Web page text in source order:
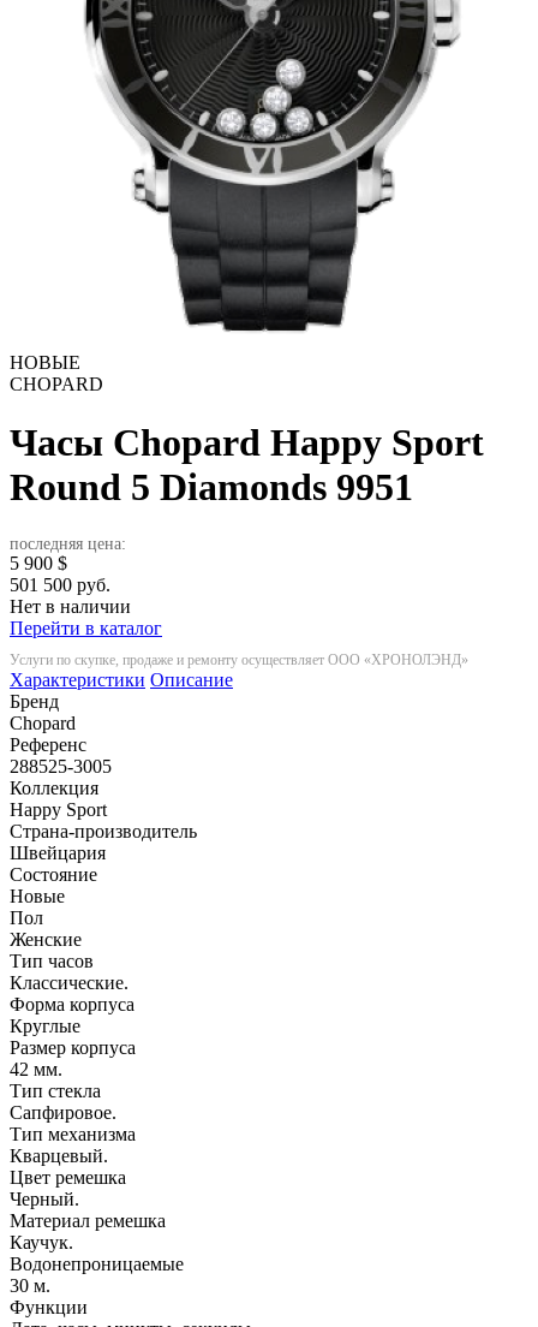
НОВЫЕ
CHOPARD
Часы Chopard Happy Sport
Round 5 Diamonds 9951
последняя цена:
5 900 $
501 500 руб.
Нет в наличии
Перейти в каталог
Услуги по скупке, продаже и ремонту осуществляет ООО «ХРОНОЛЭНД»
Характеристики Описание
Бренд
Chopard
Референс
288525-3005
Коллекция
Happy Sport
Страна-производитель
Швейцария
Состояние
Новые
Пол
Женские
Тип часов
Классические.
Форма корпуса
Круглые
Размер корпуса
42 мм.
Тип стекла
Сапфировое.
Тип механизма
Кварцевый.
Цвет ремешка
Черный.
Материал ремешка
Каучук.
Водонепроницаемые
30 м.
Функции